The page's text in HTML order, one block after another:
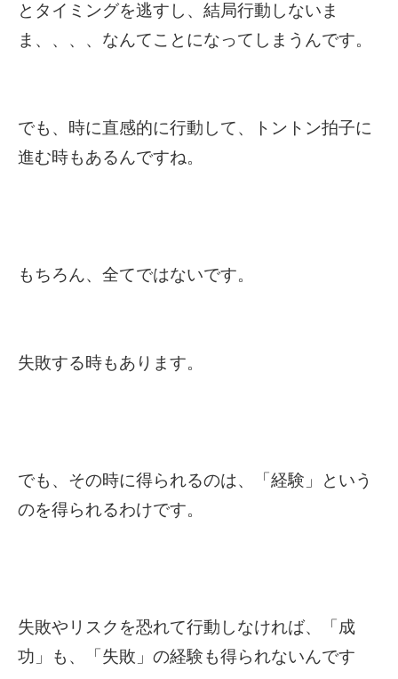
とタイミングを逃すし、結局行動しないま
ま、、、、なんてことになってしまうんです。
でも、時に直感的に行動して、トントン拍子に
進む時もあるんですね。
もちろん、全てではないです。
失敗する時もあります。
でも、その時に得られるのは、「経験」という
のを得られるわけです。
失敗やリスクを恐れて行動しなければ、「成
功」も、「失敗」の経験も得られないんです